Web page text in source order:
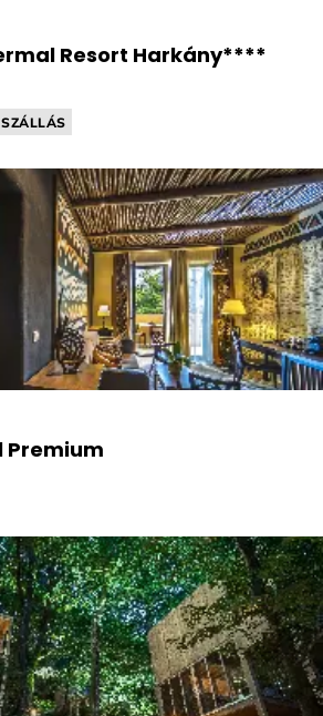
Resort Harkány****
SZÁLLÁS
Premium